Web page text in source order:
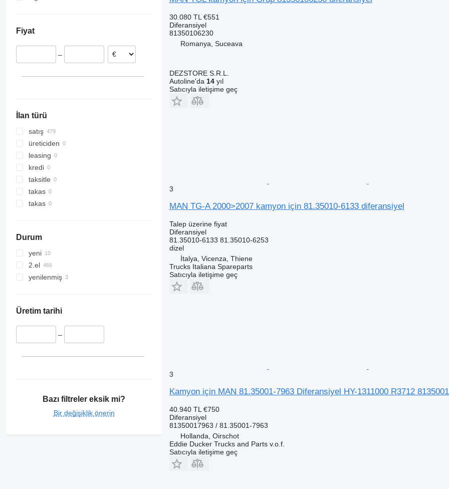
İtalya
Hollanda
Fiyat
–
İlan türü
satış
üreticiden
leasing
kredi
taksitle
takas
takas
Durum
yeni
2.el
yenilenmiş
Üretim tarihi
–
Bazı filtreler eksik mi?
Bir değişiklik önerin
30.080 TL €551
Diferansiyel
81350106230
Romanya, Suceava
DEZSTORE S.R.L.
Autoline'da 14yıl
Satıcıyla iletişime geç
3
MAN TG-A 2000>2007 kamyon için 81.35010-6133 diferansiyel
Talep üzerine fiyat
Diferansiyel
81.35010-6133 81.35010-6253
dizel
İtalya, Vicenza, Thiene
Trucks Italiana Spareparts
Satıcıyla iletişime geç
3
Kamyon için MAN 81.35001-7963 Diferansiyel HY-1311000 R3712
40.940 TL €750
Diferansiyel
81350017963 / 81.35001-7963
Hollanda, Oirschot
Eddie Ducker Trucks and Parts v.o.f.
Satıcıyla iletişime geç